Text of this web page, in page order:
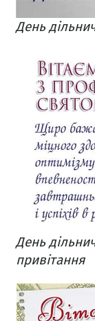
День
День
привітання